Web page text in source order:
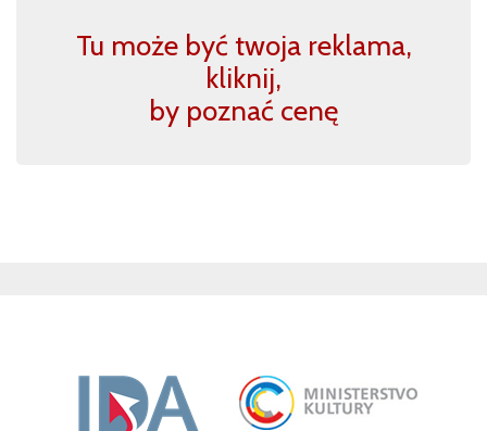
Tu może być twoja reklama,
kliknij,
by poznać cenę